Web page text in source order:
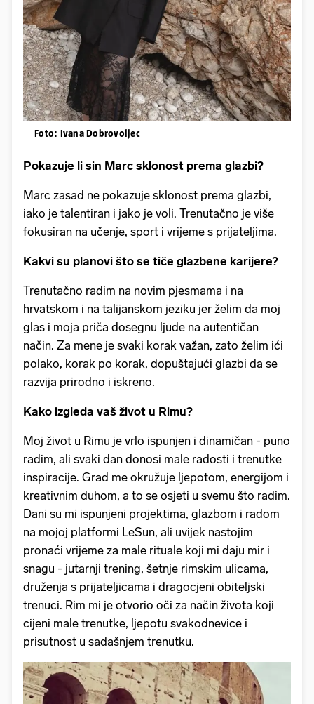
Foto: Ivana Dobrovoljec
Pokazuje li sin Marc sklonost prema glazbi?
Marc zasad ne pokazuje sklonost prema glazbi,
iako je talentiran i jako je voli. Trenutačno je više
fokusiran na učenje, sport i vrijeme s prijateljima.
Kakvi su planovi što se tiče glazbene karijere?
Trenutačno radim na novim pjesmama i na
hrvatskom i na talijanskom jeziku jer želim da moj
glas i moja priča dosegnu ljude na autentičan
način. Za mene je svaki korak važan, zato želim ići
polako, korak po korak, dopuštajući glazbi da se
razvija prirodno i iskreno.
Kako izgleda vaš život u Rimu?
Moj život u Rimu je vrlo ispunjen i dinamičan - puno
radim, ali svaki dan donosi male radosti i trenutke
inspiracije. Grad me okružuje ljepotom, energijom i
kreativnim duhom, a to se osjeti u svemu što radim.
Dani su mi ispunjeni projektima, glazbom i radom
na mojoj platformi LeSun, ali uvijek nastojim
pronaći vrijeme za male rituale koji mi daju mir i
snagu - jutarnji trening, šetnje rimskim ulicama,
druženja s prijateljicama i dragocjeni obiteljski
trenuci. Rim mi je otvorio oči za način života koji
cijeni male trenutke, ljepotu svakodnevice i
prisutnost u sadašnjem trenutku.